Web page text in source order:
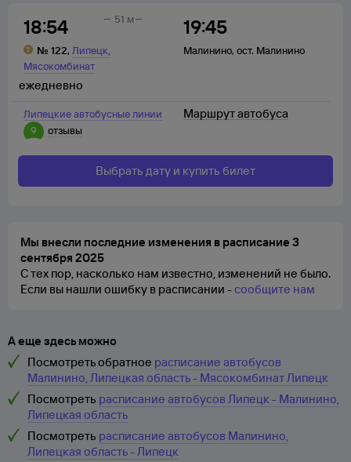
18:54
№ 122, Липецк,
Мясокомбинат
19:45
Малинино, ост. Малинино
51 м
Липецкие автобусные линии
9
отзывы
ежедневно
Маршрут автобуса
Выбрать дату и купить билет
Мы внесли последние изменения в расписание 3
сентября 2025
С тех пор, насколько нам известно, изменений не было.
Если вы нашли ошибку в расписании -сообщите нам
А еще здесь можно
Посмотреть обратное расписание автобусов
Малинино, Липецкая область - Мясокомбинат Липецк
Посмотреть расписание автобусов Липецк - Малинино,
Липецкая область
Посмотреть расписание автобусов Малинино,
Липецкая область - Липецк